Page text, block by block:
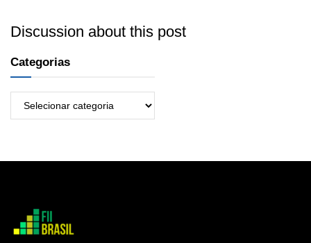
Discussion about this post
Categorias